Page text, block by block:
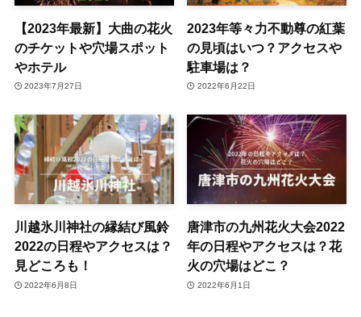
【2023年最新】大曲の花火
のチケットや穴場スポット
やホテル
2023年7月27日
2023年等々力不動尊の紅葉
の見頃はいつ？アクセスや
駐車場は？
2022年6月22日
川越氷川神社の縁結び風鈴
2022の日程やアクセスは？
見どころも！
2022年6月8日
唐津市の九州花火大会2022
年の日程やアクセスは？花
火の穴場はどこ？
2022年6月1日